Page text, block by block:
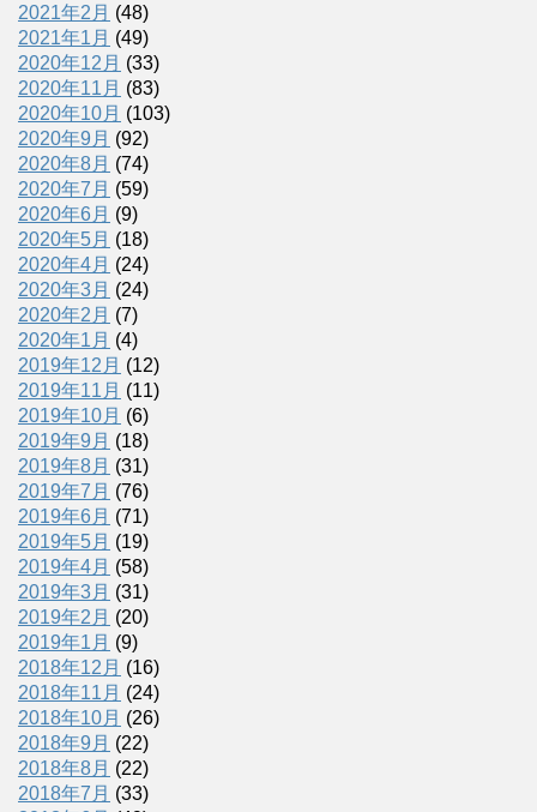
2021年2月 (48)
2021年1月 (49)
2020年12月 (33)
2020年11月 (83)
2020年10月 (103)
2020年9月 (92)
2020年8月 (74)
2020年7月 (59)
2020年6月 (9)
2020年5月 (18)
2020年4月 (24)
2020年3月 (24)
2020年2月 (7)
2020年1月 (4)
2019年12月 (12)
2019年11月 (11)
2019年10月 (6)
2019年9月 (18)
2019年8月 (31)
2019年7月 (76)
2019年6月 (71)
2019年5月 (19)
2019年4月 (58)
2019年3月 (31)
2019年2月 (20)
2019年1月 (9)
2018年12月 (16)
2018年11月 (24)
2018年10月 (26)
2018年9月 (22)
2018年8月 (22)
2018年7月 (33)